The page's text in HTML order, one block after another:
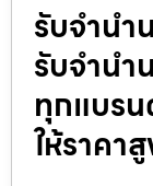
รับจำนำ
รับจำนำ
ทุกแบร
ให้ราคา